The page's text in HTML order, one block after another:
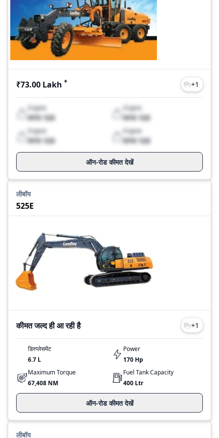
₹73.00 Lakh * +1
Engine
XYX 123
Engine
XYX 123
Engine
XYX 123
Engine
XYX 123
ऑन-रोड कीमत देखें
लीबॉय
525E
कीमत जल्द ही आ रही है +1
डिस्प्लेसमेंट
6.7 L
Power
170 Hp
Maximum Torque
67,408 NM
Fuel Tank Capacity
400 Ltr
ऑन-रोड कीमत देखें
लीबॉय